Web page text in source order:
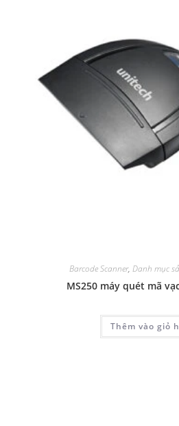
Barcode Scanner, Danh mục
MS250 máy quét mã
Thêm vào giỏ